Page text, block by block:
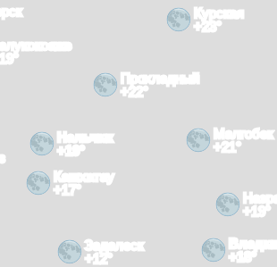
Нальчик
+19°
+18°
Курская
+23°
+19°
Прохладный
+22°
Малгобек
+21°
Кашхатау
+17°
Задалеск
+12°